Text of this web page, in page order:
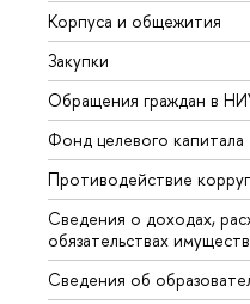
Корпуса и общежития
Закупки
Обращения граждан в
Фонд целевого капитала
Противодействие
Сведения о доходах,
обязательствах
Сведения об